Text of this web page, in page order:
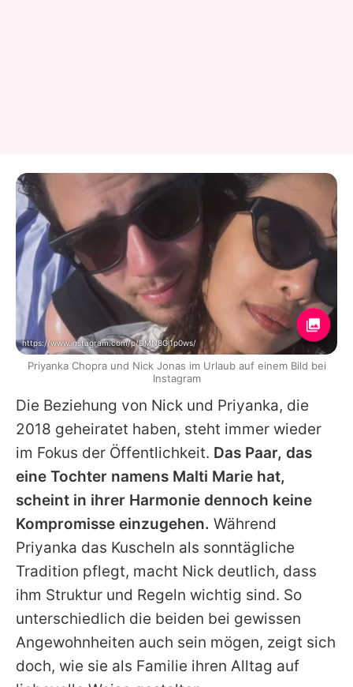
Die Beziehung von Nick und Priyanka, die
2018 geheiratet haben, steht immer wieder
im Fokus der Öffentlichkeit. Das Paar, das
eine Tochter namens Malti Marie hat,
scheint in ihrer Harmonie dennoch keine
Kompromisse einzugehen. Während
Priyanka das Kuscheln als sonntägliche
Tradition pflegt, macht Nick deutlich, dass
ihm Struktur und Regeln wichtig sind. So
unterschiedlich die beiden bei gewissen
Angewohnheiten auch sein mögen, zeigt sich
doch, wie sie als Familie ihren Alltag auf
https://www.instagram.com/p/DMN8Gj1p0ws/
Priyanka Chopra und Nick Jonas im Urlaub auf einem Bild bei
Instagram